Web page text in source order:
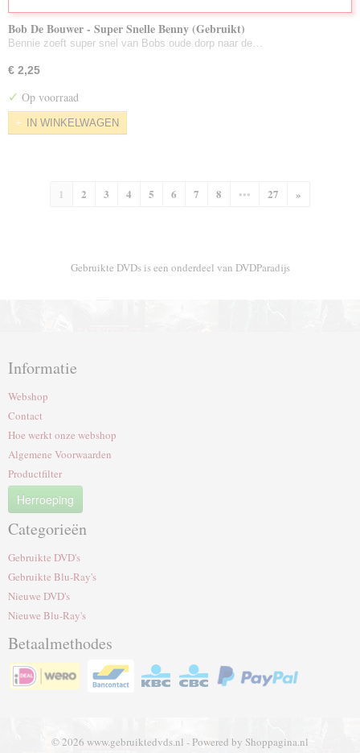
Bob De Bouwer - Super Snelle Benny (Gebruikt)
Bennie zoeft super snel van Bobs oude dorp naar de…
€ 2,25
✓ Op voorraad
IN WINKELWAGEN
1 2 3 4 5 6 7 8 ••• 27 »
Gebruikte DVDs is een onderdeel van DVDParadijs
Informatie
Webshop
Contact
Hoe werkt onze webshop
Algemene Voorwaarden
Productfilter
Herroeping
Categorieën
Gebruikte DVD's
Gebruikte Blu-Ray's
Nieuwe DVD's
Nieuwe Blu-Ray's
Betaalmethodes
© 2026 www.gebruiktedvds.nl - Powered by Shoppagina.nl